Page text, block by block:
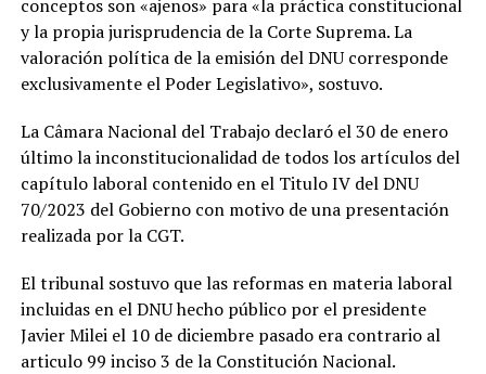
conceptos son «ajenos» para «la práctica constitucional
y la propia jurisprudencia de la Corte Suprema. La
valoración política de la emisión del DNU corresponde
exclusivamente el Poder Legislativo», sostuvo.
La Câmara Nacional del Trabajo declaró el 30 de enero
último la inconstitucionalidad de todos los artículos del
capítulo laboral contenido en el Titulo IV del DNU
70/2023 del Gobierno con motivo de una presentación
realizada por la CGT.
El tribunal sostuvo que las reformas en materia laboral
incluidas en el DNU hecho público por el presidente
Javier Milei el 10 de diciembre pasado era contrario al
articulo 99 inciso 3 de la Constitución Nacional.